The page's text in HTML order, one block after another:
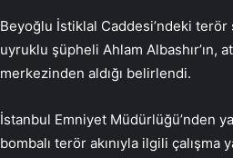
Beyoğlu İstiklal Caddesi’ndeki terör
uyruklu şüpheli Ahlam Albashır’ın,
merkezinden aldığı belirlendi.
İstanbul Emniyet Müdürlüğü’nden
bombalı terör akınıyla ilgili çalışma